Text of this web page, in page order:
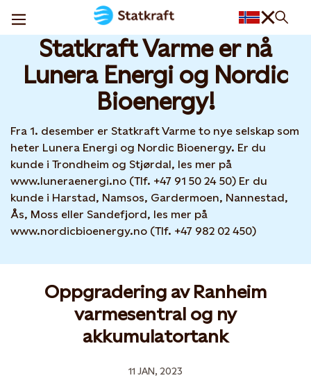
Statkraft Varme har fått nye eiere 08 DEC, 2025
Statkraft Varme er nå
Lunera Energi og Nordic
Bioenergy!
Fra 1. desember er Statkraft Varme to nye selskap som
heter Lunera Energi og Nordic Bioenergy. Er du
kunde i Trondheim og Stjørdal, les mer på
www.luneraenergi.no (Tlf. +47 91 50 24 50) Er du
kunde i Harstad, Namsos, Gardermoen, Nannestad,
Ås, Moss eller Sandefjord, les mer på
www.nordicbioenergy.no (Tlf. +47 982 02 450)
Oppgradering av Ranheim
varmesentral og ny
akkumulatortank
11 JAN, 2023